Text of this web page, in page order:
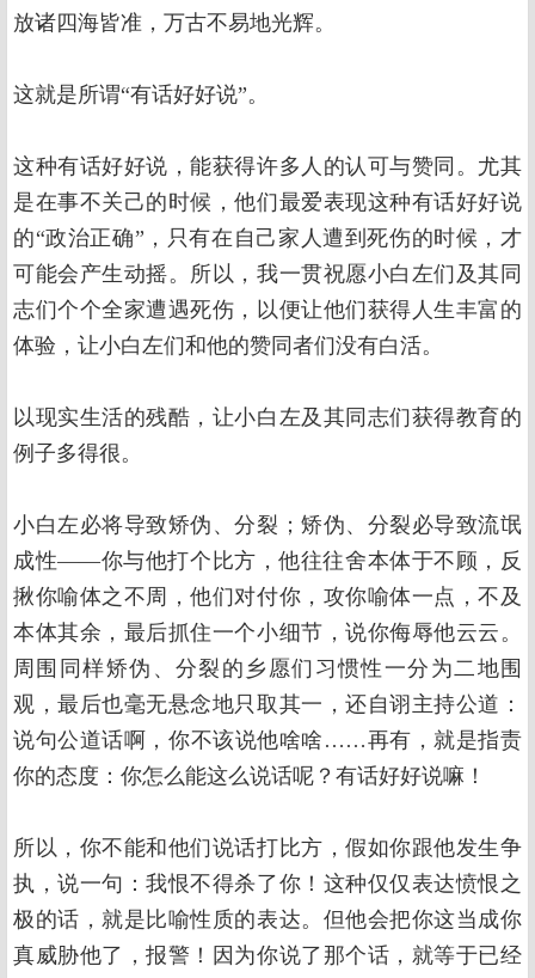
放诸四海皆准，万古不易地光辉。
这就是所谓“有话好好说”。
这种有话好好说，能获得许多人的认可与赞同。尤其
是在事不关己的时候，他们最爱表现这种有话好好说
的“政治正确”，只有在自己家人遭到死伤的时候，才
可能会产生动摇。所以，我一贯祝愿小白左们及其同
志们个个全家遭遇死伤，以便让他们获得人生丰富的
体验，让小白左们和他的赞同者们没有白活。
以现实生活的残酷，让小白左及其同志们获得教育的
例子多得很。
小白左必将导致矫伪、分裂；矫伪、分裂必导致流氓
成性——你与他打个比方，他往往舍本体于不顾，反
揪你喻体之不周，他们对付你，攻你喻体一点，不及
本体其余，最后抓住一个小细节，说你侮辱他云云。
周围同样矫伪、分裂的乡愿们习惯性一分为二地围
观，最后也毫无悬念地只取其一，还自诩主持公道：
说句公道话啊，你不该说他啥啥……再有，就是指责
你的态度：你怎么能这么说话呢？有话好好说嘛！
所以，你不能和他们说话打比方，假如你跟他发生争
执，说一句：我恨不得杀了你！这种仅仅表达愤恨之
极的话，就是比喻性质的表达。但他会把你这当成你
真威胁他了，报警！因为你说了那个话，就等于已经